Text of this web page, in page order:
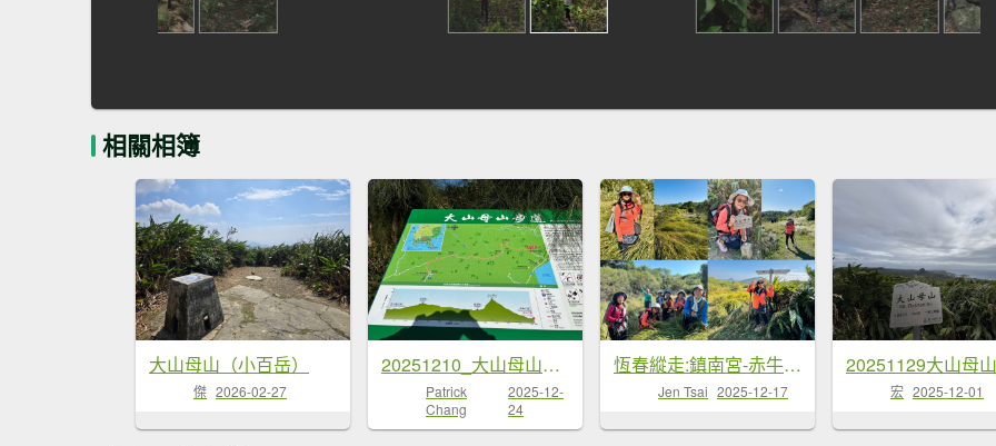
相關相簿
大山母山（小百岳）
傑 2026-02-27
20251210_大山母山（屏東小百岳）
Patrick
Chang
2025-12-
24
恆春縱走:鎮南宮-赤牛嶺-大山母山(小百岳#81)-南灣出 走讀恆春古城
Jen Tsai 2025-12-17
20251129大山母
宏 2025-12-01